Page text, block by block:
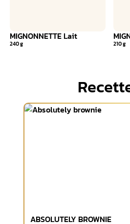
MIGNONNETTE Lait
240 g 210 g
ABSOLUTELY BROWNIE